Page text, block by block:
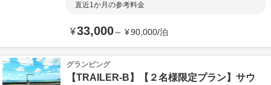
直近1か月の参考料金
¥33,000～ ¥90,000/泊
グランピング
【TRAILER-B】【２名様限定プラン】サウ